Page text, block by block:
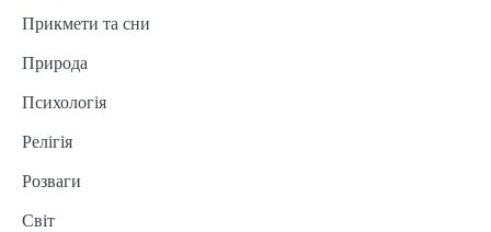
Прикмети та сни
Природа
Психологія
Релігія
Розваги
Світ